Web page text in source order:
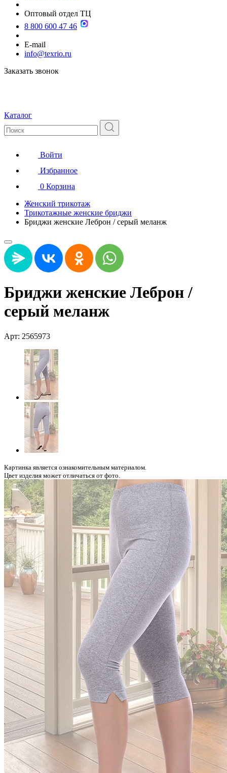
Оптовый отдел ТЦ
8 800 600 47 46
E-mail
info@texrio.ru
Заказать звонок
Каталог
Войти
Избранное
0 Корзина
Женский трикотаж
Трикотажные женские бриджи
Бриджи женские Леброн / серый меланж
Бриджи женские Леброн /
серый меланж
Арт: 2565973
Картинка является ознакомительным материалом.
Цвет изделия может отличаться от фото.